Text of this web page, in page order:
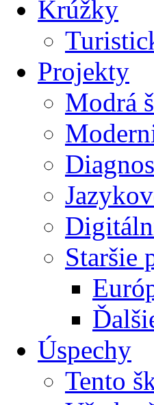
Krúžky
Projekty
Modrá
Staršie
Úspechy
Tento